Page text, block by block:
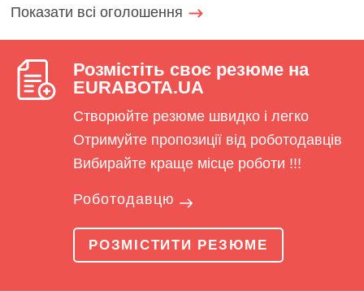
Показати всі оголошення
Розмістіть своє резюме на
EURABOTA.UA
Створюйте резюме швидко і легко
Отримуйте пропозиції від роботодавців
Вибирайте краще місце роботи !!!
Роботодавцю
РОЗМІСТИТИ РЕЗЮМЕ